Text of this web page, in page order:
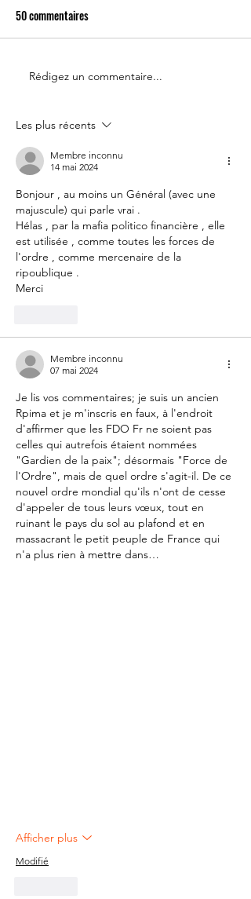
Le 14 juillet doit rester une
50 commentaires
Rédigez un commentaire...
Les plus récents
Membre inconnu
14 mai 2024
Bonjour , au moins un Général (avec une
majuscule) qui parle vrai .
Hélas , par la mafia politico financière , elle
est utilisée , comme toutes les forces de
l'ordre , comme mercenaire de la
ripoublique .
Merci
Membre inconnu
07 mai 2024
Je lis vos commentaires; je suis un ancien
Rpima et je m'inscris en faux, à l'endroit
d'affirmer que les FDO Fr ne soient pas
celles qui autrefois étaient nommées
"Gardien de la paix"; désormais "Force de
l'Ordre", mais de quel ordre s'agit-il. De ce
nouvel ordre mondial qu'ils n'ont de cesse
d'appeler de tous leurs vœux, tout en
ruinant le pays du sol au plafond et en
massacrant le petit peuple de France qui
n'a plus rien à mettre dans…
Afficher plus
Modifié